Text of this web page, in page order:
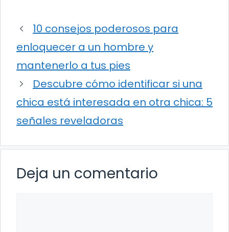
10 consejos poderosos para
enloquecer a un hombre y
mantenerlo a tus pies
Descubre cómo identificar si una
chica está interesada en otra chica: 5
señales reveladoras
Deja un comentario